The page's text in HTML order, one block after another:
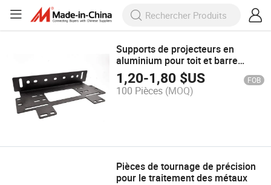
Supports de projecteurs en
aluminium pour toit et barre
avant en tôle Ndi
1,20-1,80 $US FOB
100 Pièces (MOQ)
Pièces de tournage de précision
pour le traitement des métaux